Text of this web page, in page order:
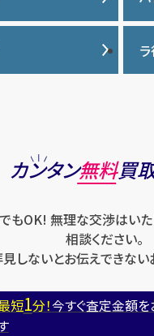
マ ピゲ
ク
ック
・ルクルト
ッチ
ヌ
デ
テ
バ
バ
ハ
フ
フ
ブ
ロ
ロ
カンタン無料買
もOK! 無理な交渉はい
相談ください。
しないとお伝えできない
短1分！今すぐ査定金額を